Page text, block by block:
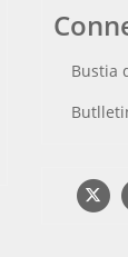
Bustia